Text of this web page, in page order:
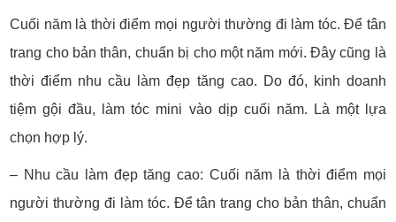
Cuối năm là thời điểm mọi người thường đi làm tóc. Để tân
trang cho bản thân, chuẩn bị cho một năm mới. Đây cũng là
thời điểm nhu cầu làm đẹp tăng cao. Do đó, kinh doanh
tiệm gội đầu, làm tóc mini vào dịp cuối năm. Là một lựa
chọn hợp lý.
– Nhu cầu làm đẹp tăng cao: Cuối năm là thời điểm mọi
người thường đi làm tóc. Để tân trang cho bản thân, chuẩn